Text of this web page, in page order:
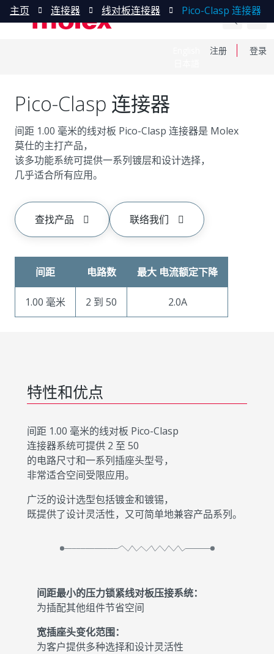
注册 登录
主页 连接器 线对板连接器 Pico-Clasp 连接器
Pico-Clasp 连接器
间距 1.00 毫米的线对板 Pico-Clasp 连接器是 Molex
莫仕的主打产品，
该多功能系统可提供一系列镀层和设计选择，
几乎适合所有应用。
查找产品 联络我们
间距 电路数 最大 电流额定下降
1.00 毫米 2 到 50 2.0A
特性和优点
间距 1.00 毫米的线对板 Pico-Clasp
连接器系统可提供 2 至 50
的电路尺寸和一系列插座头型号，
非常适合空间受限应用。
广泛的设计选型包括镀金和镀锡，
既提供了设计灵活性，又可简单地兼容产品系列。
间距最小的压力锁紧线对板压接系统：
为插配其他组件节省空间
宽插座头变化范围：
为客户提供多种选择和设计灵活性